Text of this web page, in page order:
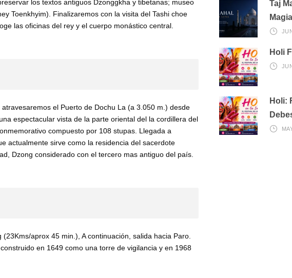
Taj
Holi
Holi:
los textos antiguos Dzonggkha y tibetanas; museo
Toenkhyim). Finalizaremos con la visita del Tashi choe
las oficinas del rey y el cuerpo monástico central.
el Puerto de Dochu La (a 3.050 m.) desde
espectacular vista de la parte oriental del la cordillera del
compuesto por 108 stupas. Llegada a
actualmente sirve como la residencia del sacerdote
Dzong considerado con el tercero mas antiguo del país.
aprox 45 min.), A continuación, salida hacia Paro.
en 1649 como una torre de vigilancia y en 1968